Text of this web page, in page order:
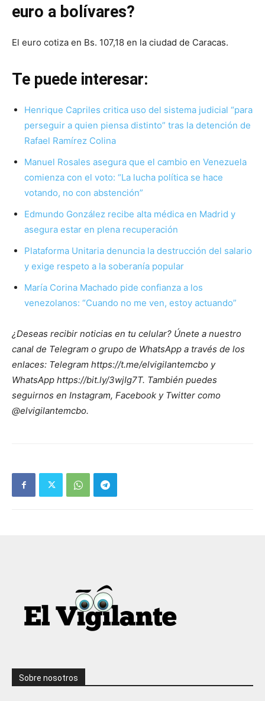
euro a bolívares?
El euro cotiza en Bs. 107,18 en la ciudad de Caracas.
Te puede interesar:
Henrique Capriles critica uso del sistema judicial “para
perseguir a quien piensa distinto” tras la detención de
Rafael Ramírez Colina
Manuel Rosales asegura que el cambio en Venezuela
comienza con el voto: “La lucha política se hace
votando, no con abstención”
Edmundo González recibe alta médica en Madrid y
asegura estar en plena recuperación
Plataforma Unitaria denuncia la destrucción del salario
y exige respeto a la soberanía popular
María Corina Machado pide confianza a los
venezolanos: “Cuando no me ven, estoy actuando”
¿Deseas recibir noticias en tu celular? Únete a nuestro
canal de Telegram o grupo de WhatsApp a través de los
enlaces: Telegram https://t.me/elvigilantemcbo y
WhatsApp https://bit.ly/3wjIg7T. También puedes
seguirnos en Instagram, Facebook y Twitter como
@elvigilantemcbo.
Sobre nosotros